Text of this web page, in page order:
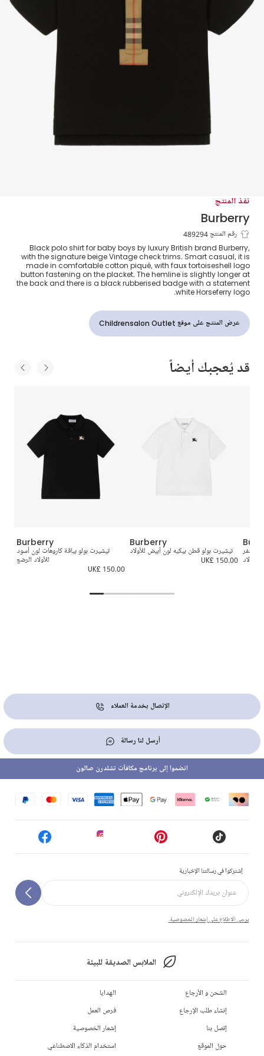
نفذ المنتج
Burberry
توب بولو قطن بيكيه لون أسود للمواليد
رقم المنتج 489294
Black polo shirt for baby boys by luxury British brand Burberry,
with the signature beige Vintage check trims. Smart casual, it is
made in comfortable cotton piqué, with faux tortoiseshell logo
button fastening on the placket. The hemline is slightly longer at
the back and there is a black rubberised badge with a statement
white Horseferry logo.
عرض المنتج على موقع Childrensalon Outlet
قد يُعجبك أيضاً
Burberry
تيشيرت بولو بياقة كاروهات لون أسود
للأولاد الرضع
UK£ 150.00
Burberry
تيشيرت بولو قطن بيكيه لون أبيض للأولاد
UK£ 150.00
أصفر
للأولاد
الإتصال بخدمة العملاء
أرسل لنا رسالة
إشتركوا في رسالتنا الإخبارية
يرجى الاطلاع على إشعار الخصوصية.
الملابس الصديقة للبيئة
انضموا إلى برنامج مكافآت تشلدرن صالون
الشحن و الأرجاع
إنشاء طلب الإرجاع
إتصل بنا
حول الموقع
الهدايا
فرص العمل
إشعار الخصوصية
استخدام الذكاء الاصطناعي